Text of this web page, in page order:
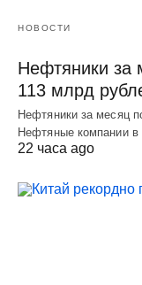
НОВОСТИ
Нефтяники за
113 млрд
Нефтяники за месяц
Нефтяные компании
22 часа ago